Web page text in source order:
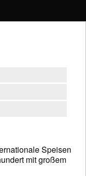
Speisen
mit großem